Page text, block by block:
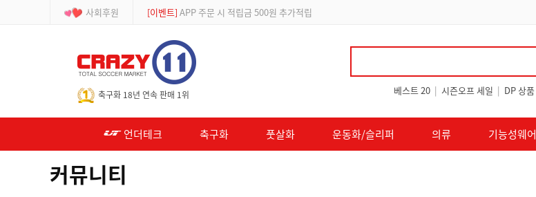
사회후원 [이벤트] APP 주문 시 적립금 500원 추가적립
축구화 18년 연속 판매 1위 베스트 20 | 시즌오프 세일 | DP 상품
언더테크 축구화 풋살화 운동화/슬리퍼 의류 기능성웨어
커뮤니티